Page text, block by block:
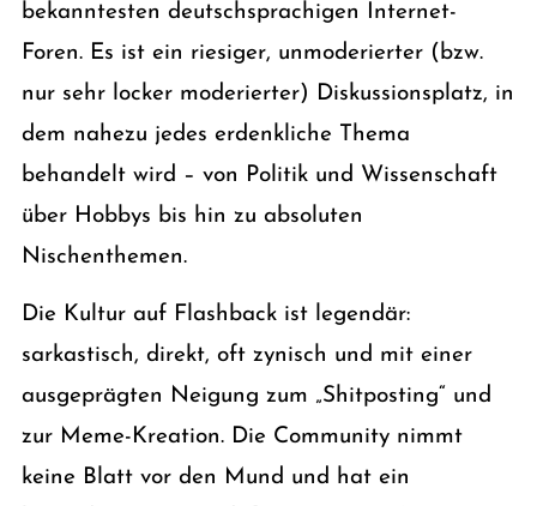
bekanntesten deutschsprachigen Internet-
Foren. Es ist ein riesiger, unmoderierter (bzw.
nur sehr locker moderierter) Diskussionsplatz, in
dem nahezu jedes erdenkliche Thema
behandelt wird – von Politik und Wissenschaft
über Hobbys bis hin zu absoluten
Nischenthemen.
Die Kultur auf Flashback ist legendär:
sarkastisch, direkt, oft zynisch und mit einer
ausgeprägten Neigung zum „Shitposting“ und
zur Meme-Kreation. Die Community nimmt
keine Blatt vor den Mund und hat ein